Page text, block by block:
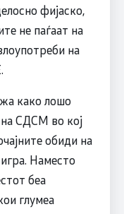
фијаско,
не паѓаат на
на
како лошо
СДСM во кој
обиди на
Наместо
беа
глумеа